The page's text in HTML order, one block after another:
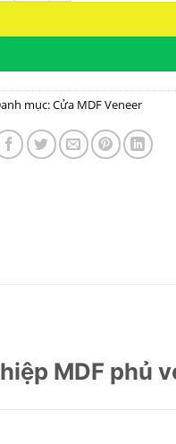
mục:Cửa MDF Veneer
MDF phủ